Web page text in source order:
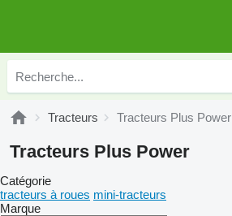
Tracteurs Tracteurs Plus Power
Tracteurs Plus Power
Catégorie
tracteurs à roues mini-tracteurs
Marque